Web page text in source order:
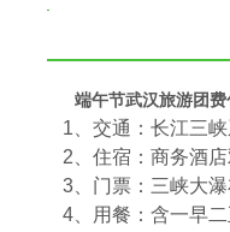
端午节武汉旅游团费
1、交通：长江三
2、住宿：商务酒
3、门票：三峡大
4、用餐：含一早二